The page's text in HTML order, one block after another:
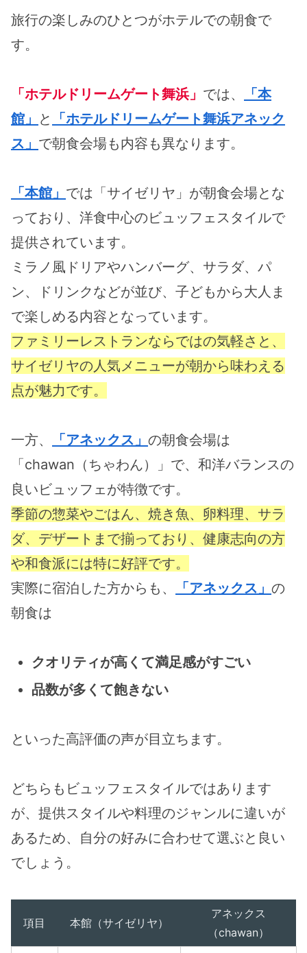
旅行の楽しみのひとつがホテルでの朝食で
す。
「ホテルドリームゲート舞浜」 では、
「本
館」 と
「ホテルドリームゲート舞浜アネック
ス」 で朝食会場も内容も異なります。
「本館」 では「サイゼリヤ」が朝食会場とな
っており、洋食中心のビュッフェスタイルで
提供されています。
ミラノ風ドリアやハンバーグ、サラダ、パ
ン、ドリンクなどが並び、子どもから大人ま
で楽しめる内容となっています。
ファミリーレストランならではの気軽さと、
サイゼリヤの人気メニューが朝から味わえる
点が魅力です。
一方、 「アネックス」 の朝食会場は
「chawan（ちゃわん）」で、和洋バランスの
良いビュッフェが特徴です。
季節の惣菜やごはん、焼き魚、卵料理、サラ
ダ、デザートまで揃っており、健康志向の方
や和食派には特に好評です。
実際に宿泊した方からも、
「アネックス」 の
朝食は
クオリティが高くて満足感がすごい
品数が多くて飽きない
といった高評価の声が目立ちます。
どちらもビュッフェスタイルではあります
が、提供スタイルや料理のジャンルに違いが
あるため、自分の好みに合わせて選ぶと良い
でしょう。
項目 本館（サイゼリヤ）
アネックス
（chawan）